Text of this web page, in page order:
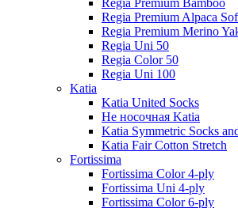
Regia Premium Bamboo
Regia Premium Alpaca
Regia Premium Merino
Regia Uni 50
Regia Color 50
Regia Uni 100
Katia
Katia United Socks
Не носочная Katia
Katia Symmetric Socks
Katia Fair Cotton Stretch
Fortissima
Fortissima Color 4-ply
Fortissima Uni 4-ply
Fortissima Color 6-ply